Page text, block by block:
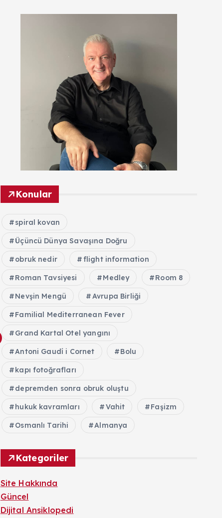
Konular
spiral kovan
Üçüncü Dünya Savaşına Doğru
obruk nedir flight information
Roman Tavsiyesi Medley Room 8
Nevşin Mengü Avrupa Birliği
Familial Mediterranean Fever
Grand Kartal Otel yangını
Antoni Gaudí i Cornet Bolu
kapı fotoğrafları
depremden sonra obruk oluştu
hukuk kavramları Vahit Faşizm
Osmanlı Tarihi Almanya
Kategoriler
Site Hakkında
Güncel
Dijital Ansiklopedi